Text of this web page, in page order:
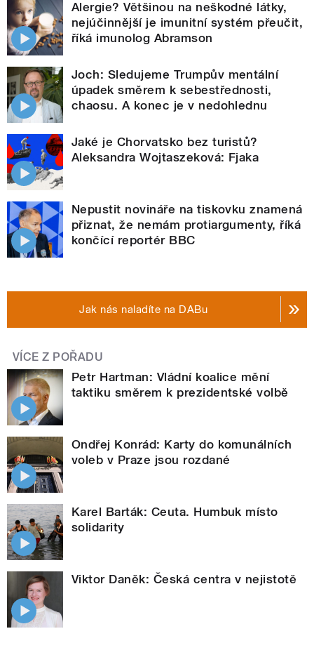
Alergie? Většinou na neškodné látky,
nejúčinnější je imunitní systém přeučit,
říká imunolog Abramson
Joch: Sledujeme Trumpův mentální
úpadek směrem k sebestřednosti,
chaosu. A konec je v nedohlednu
Jaké je Chorvatsko bez turistů?
Aleksandra Wojtaszeková: Fjaka
Nepustit novináře na tiskovku znamená
přiznat, že nemám protiargumenty, říká
končící reportér BBC
Jak nás naladíte na DABu
VÍCE Z POŘADU
Petr Hartman: Vládní koalice mění
taktiku směrem k prezidentské volbě
Ondřej Konrád: Karty do komunálních
voleb v Praze jsou rozdané
Karel Barták: Ceuta. Humbuk místo
solidarity
Viktor Daněk: Česká centra v nejistotě